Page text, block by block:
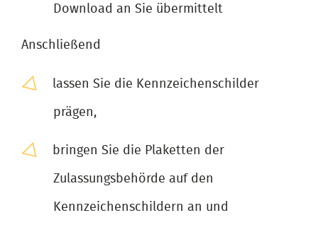
Download an Sie übermittelt
Anschließend
lassen Sie die Kennzeichenschilder
prägen,
bringen Sie die Plaketten der
Zulassungsbehörde auf den
Kennzeichenschildern an und